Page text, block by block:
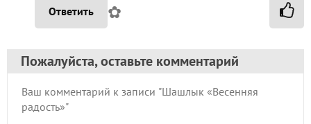
Ответить ✿
Пожалуйста, оставьте комментарий